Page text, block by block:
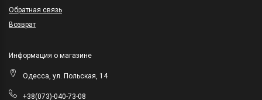
Обратная связь
Возврат
Информация о магазине
Одесса, ул. Польская, 14
+38(073)-040-73-08